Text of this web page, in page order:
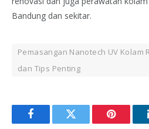
Bandung dan sekitar.
Pemasangan Nanotech UV Kolam
dan Tips Penting
FacebookTwitter Pinterest